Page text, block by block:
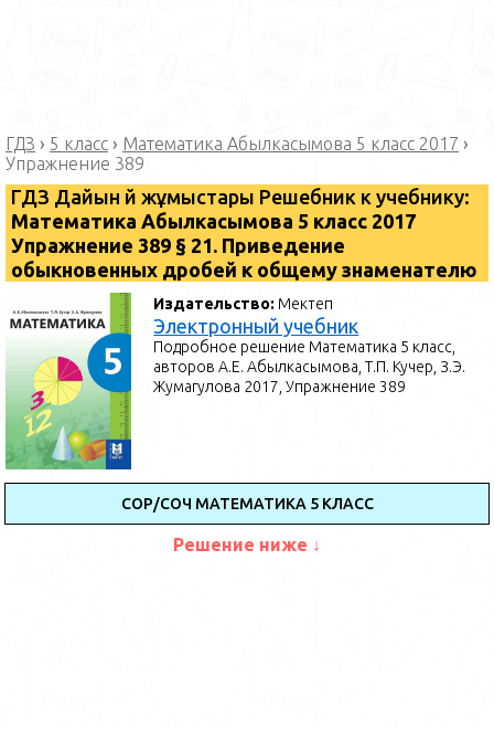
ГДЗ › 5 класс › Математика Абылкасымова 5 класс 2017 ›
Упражнение 389
ГДЗ Дайын үй жұмыстары Решебник к учебнику:
Математика ⁠Абылкасымова 5 класс 2017
Упражнение 389 § 21. Приведение
обыкновенных дробей к общему знаменателю
Издательство: Мектеп
Электронный учебник
Подробное решение Математика 5 класс,
авторов А.Е. Абылкасымова, Т.П. Кучер, З.Э.
Жумагулова 2017, Упражнение 389
СОР/СОЧ МАТЕМАТИКА 5 КЛАСС
Решение ниже ↓